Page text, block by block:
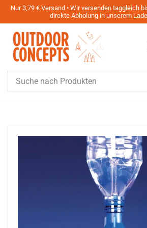
Nur 3,79 € Versand • Wir versenden taggleich
direkte Abholung in unserem
nach
Produkten